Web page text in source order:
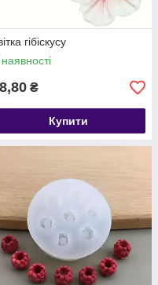
гібіскусу
₴
Купити